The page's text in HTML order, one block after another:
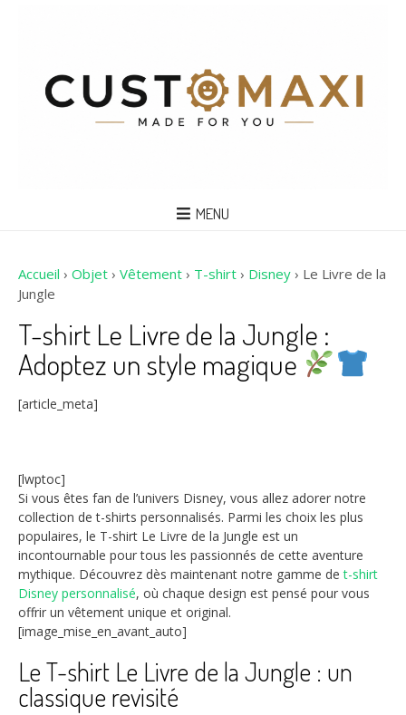
MENU
Accueil › Objet › Vêtement › T-shirt › Disney › Le Livre de la
Jungle
T-shirt Le Livre de la Jungle :
Adoptez un style magique
[article_meta]
[lwptoc]
Si vous êtes fan de l’univers Disney, vous allez adorer notre
collection de t-shirts personnalisés. Parmi les choix les plus
populaires, le T-shirt Le Livre de la Jungle est un
incontournable pour tous les passionnés de cette aventure
mythique. Découvrez dès maintenant notre gamme det-shirt
Disney personnalisé, où chaque design est pensé pour vous
offrir un vêtement unique et original.
[image_mise_en_avant_auto]
Le T-shirt Le Livre de la Jungle : un
classique revisité